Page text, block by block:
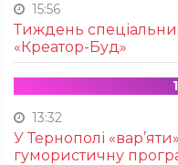
15:56
Тиждень
«Креатор-Буд»
13:32
У Тернополі
гумористичну